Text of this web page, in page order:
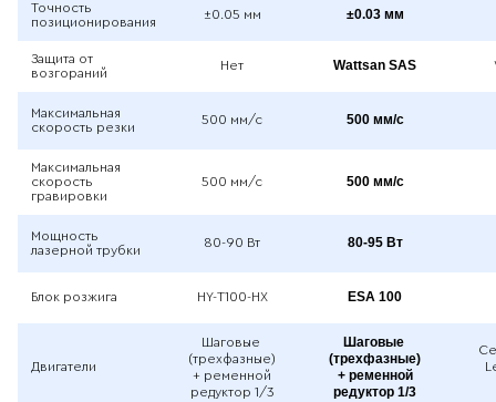
Точность
позиционирования
±0.05 мм ±0.03 мм
Защита от
возгораний
Нет Wattsan SAS
Максимальная
скорость резки
500 мм/с 500 мм/с
Максимальная
скорость
гравировки
500 мм/с 500 мм/с
Мощность
лазерной трубки
80-90 Вт 80-95 Вт
Блок розжига HY-T100-HX ESA 100
Двигатели
Шаговые
(трехфазные)
+ ременной
редуктор 1/3
Шаговые
(трехфазные)
+ ременной
редуктор 1/3